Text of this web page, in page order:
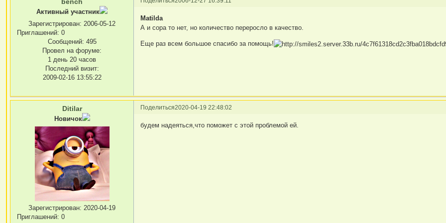
bench
Активный участник
Зарегистрирован: 2006-05-12
Приглашений: 0
Сообщений: 495
Провел на форуме:
1 день 20 часов
Последний визит:
2009-02-16 13:55:22
Matilda
А и сора то нет, но количество переросло в качество.
Еще раз всем большое спасибо за помощь!
Поделиться2020-04-19 22:48:02
Ditilar
Новичок
Зарегистрирован: 2020-04-19
Приглашений: 0
будем надеяться,что поможет с этой проблемой ей.